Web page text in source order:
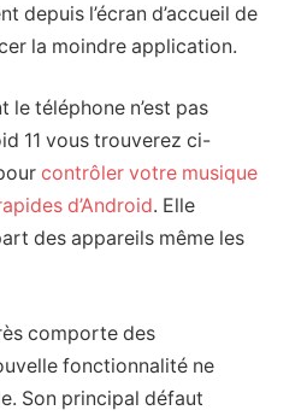
depuis l’écran d’accueil de
la moindre application.
le téléphone n’est pas
11 vous trouverez ci-
contrôler votre musique
d’Android. Elle
des appareils même les
comporte des
fonctionnalité ne
Son principal défaut